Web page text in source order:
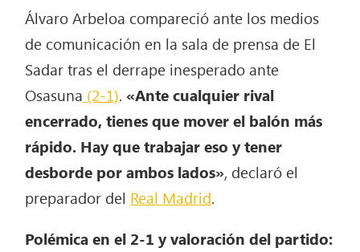
Álvaro Arbeloa compareció ante los medios
de comunicación en la sala de prensa de El
Sadar tras el derrape inesperado ante
Osasuna (2-1).«Ante cualquier rival
encerrado, tienes que mover el balón más
rápido. Hay que trabajar eso y tener
desborde por ambos lados», declaró el
preparador del Real Madrid.
Polémica en el 2-1 y valoración del partido: